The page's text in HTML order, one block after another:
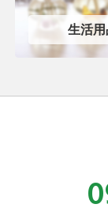
生活用